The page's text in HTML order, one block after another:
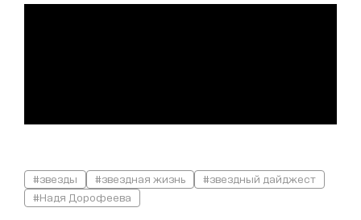
#звезды #звездная жизнь
#звездный дайджест
#Надя Дорофеева